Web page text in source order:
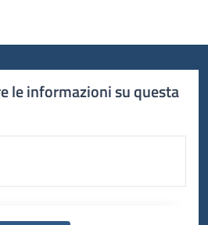
le informazioni su questa